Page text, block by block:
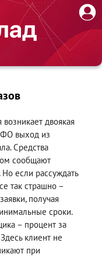
двоякая
выход из
Средства
сообщают
если рассуждать
так страшно –
получая
сроки.
– процент за
клиент не
при